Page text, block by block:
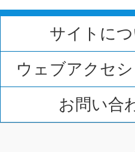
サイトに
ウェブアクセ
お問い合